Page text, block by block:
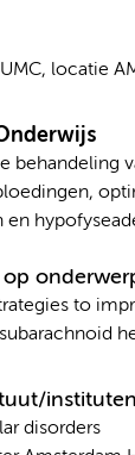
locatie
behandeling
en
to
disorders